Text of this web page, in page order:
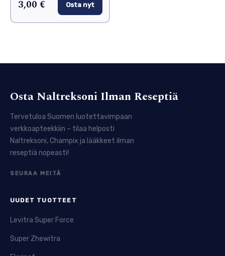
3,00 € Osta nyt
Osta Naltreksoni Ilman Reseptiä
Tervetuloa Suomen luotettavimpaan
verkkoapteekkiin – tilaa helposti
Naltreksoni, Champix ja lääkkeet ilman
reseptiä nopeasti!
SEURAA MEITÄ
UUDET TUOTTEET
Levitra Super Force
Super Zhewitra